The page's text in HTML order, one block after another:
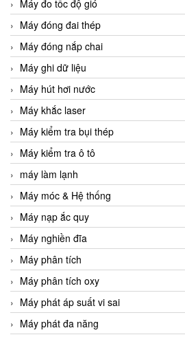
Máy đo tốc độ gió
Máy đóng đai thép
Máy đóng nắp chai
Máy ghi dữ liệu
Máy hút hơi nước
Máy khắc laser
Máy kiểm tra bụi thép
Máy kiểm tra ô tô
máy làm lạnh
Máy móc & Hệ thống
Máy nạp ắc quy
Máy nghiền đĩa
Máy phân tích
Máy phân tích oxy
Máy phát áp suất vi sai
Máy phát đa năng